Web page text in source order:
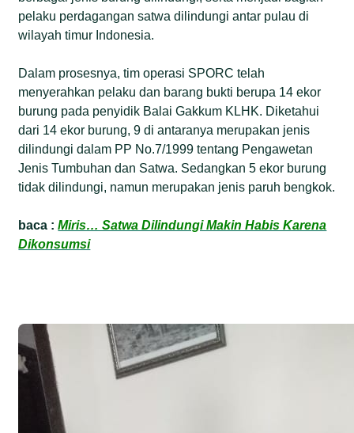
pelaku perdagangan satwa dilindungi antar pulau di
wilayah timur Indonesia.
Dalam prosesnya, tim operasi SPORC telah
menyerahkan pelaku dan barang bukti berupa 14 ekor
burung pada penyidik Balai Gakkum KLHK. Diketahui
dari 14 ekor burung, 9 di antaranya merupakan jenis
dilindungi dalam PP No.7/1999 tentang Pengawetan
Jenis Tumbuhan dan Satwa. Sedangkan 5 ekor burung
tidak dilindungi, namun merupakan jenis paruh bengkok.
baca :Miris… Satwa Dilindungi Makin Habis Karena
Dikonsumsi